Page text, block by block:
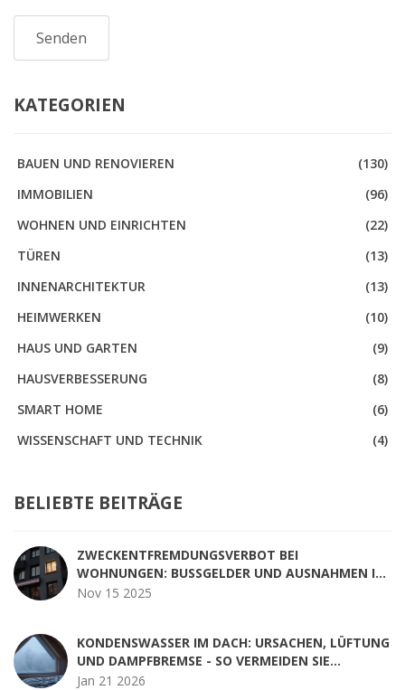
KATEGORIEN
BAUEN UND RENOVIEREN
(130)
IMMOBILIEN
(96)
WOHNEN UND EINRICHTEN
(22)
TÜREN
(13)
INNENARCHITEKTUR
(13)
HEIMWERKEN
(10)
HAUS UND GARTEN
(9)
HAUSVERBESSERUNG
(8)
SMART HOME
(6)
WISSENSCHAFT UND TECHNIK
(4)
BELIEBTE BEITRÄGE
ZWECKENTFREMDUNGSVERBOT BEI
WOHNUNGEN: BUSSGELDER UND AUSNAHMEN IN D
EUTSCHLAND 2025
Nov 15 2025
KONDENSWASSER IM DACH: URSACHEN, LÜFTUNG
UND DAMPFBREMSE - SO VERMEIDEN SIE
SCHÄDEN
Jan 21 2026